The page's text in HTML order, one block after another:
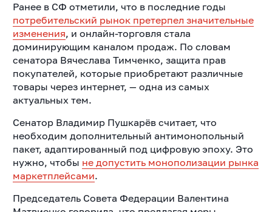
Ранее в СФ отметили, что в последние годы
потребительский рынок претерпел значительные
изменения, и онлайн-торговля стала
доминирующим каналом продаж. По словам
сенатора Вячеслава Тимченко, защита прав
покупателей, которые приобретают различные
товары через интернет, — одна из самых
актуальных тем.
Сенатор Владимир Пушкарёв считает, что
необходим дополнительный антимонопольный
пакет, адаптированный под цифровую эпоху. Это
нужно, чтобы не допустить монополизации рынка
маркетплейсами.
Председатель Совета Федерации Валентина